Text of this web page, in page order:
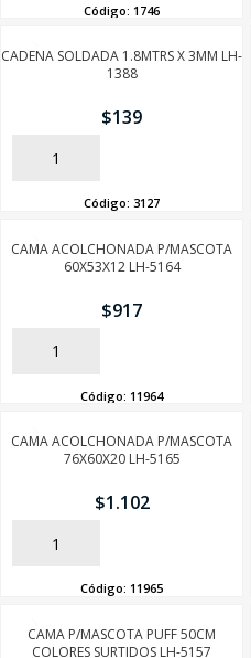
Código: 1746
CADENA SOLDADA 1.8MTRS X 3MM LH-
1388
$139
AÑADIR
Código: 3127
CAMA ACOLCHONADA P/MASCOTA
60X53X12 LH-5164
$917
AÑADIR
Código: 11964
CAMA ACOLCHONADA P/MASCOTA
76X60X20 LH-5165
$1.102
AÑADIR
Código: 11965
CAMA P/MASCOTA PUFF 50CM
COLORES SURTIDOS LH-5157